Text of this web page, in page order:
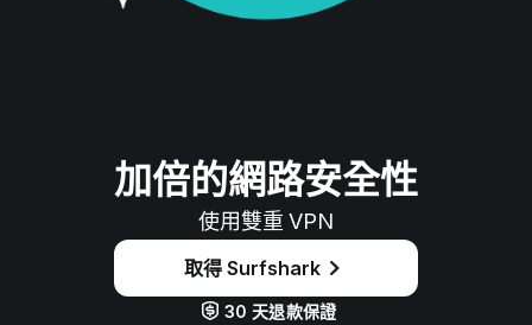
加倍的網路安全性
使用雙重 VPN
取得 Surfshark
30 天退款保證